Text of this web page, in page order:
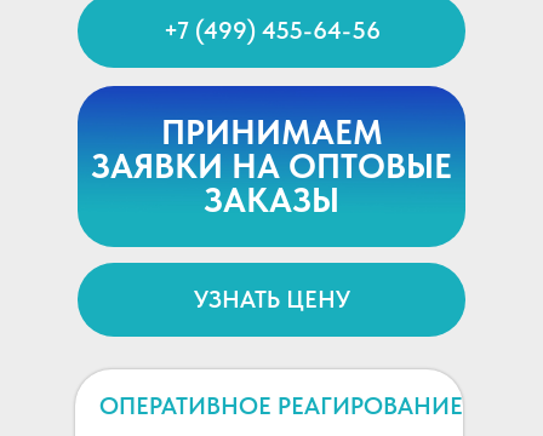
ПРИНИМАЕМ
ЗАЯВКИ НА ОПТОВЫЕ
ЗАКАЗЫ
УЗНАТЬ ЦЕНУ
+7 (499) 455-64-56
ОПЕРАТИВНОЕ РЕАГИРОВАНИЕ